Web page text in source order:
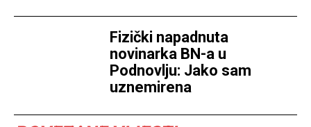
Fizički napadnuta
novinarka BN-a u
Podnovlju: Jako sam
uznemirena